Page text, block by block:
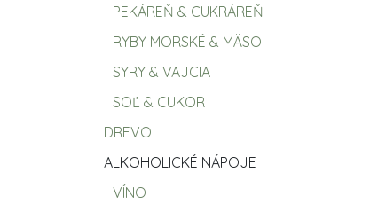
PEKÁREŇ & CUKRÁREŇ
RYBY MORSKÉ & MÄSO
SYRY & VAJCIA
SOĽ & CUKOR
DREVO
ALKOHOLICKÉ NÁPOJE
VÍNO